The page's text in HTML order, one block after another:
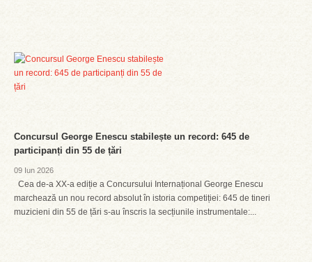
Concursul George Enescu stabilește un record: 645 de
participanți din 55 de țări
09 Iun 2026
Cea de-a XX-a ediție a Concursului Internațional George Enescu
marchează un nou record absolut în istoria competiției: 645 de tineri
muzicieni din 55 de țări s-au înscris la secțiunile instrumentale:...